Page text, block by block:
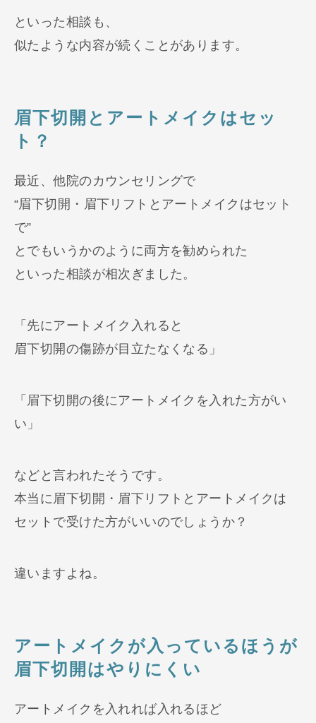
といった相談も、
似たような内容が続くことがあります。
眉下切開とアートメイクはセッ
ト？
最近、他院のカウンセリングで
“眉下切開・眉下リフトとアートメイクはセット
で”
とでもいうかのように両方を勧められた
といった相談が相次ぎました。
「先にアートメイク入れると
眉下切開の傷跡が目立たなくなる」
「眉下切開の後にアートメイクを入れた方がい
い」
などと言われたそうです。
本当に眉下切開・眉下リフトとアートメイクは
セットで受けた方がいいのでしょうか？
違いますよね。
アートメイクが入っているほうが
眉下切開はやりにくい
アートメイクを入れれば入れるほど